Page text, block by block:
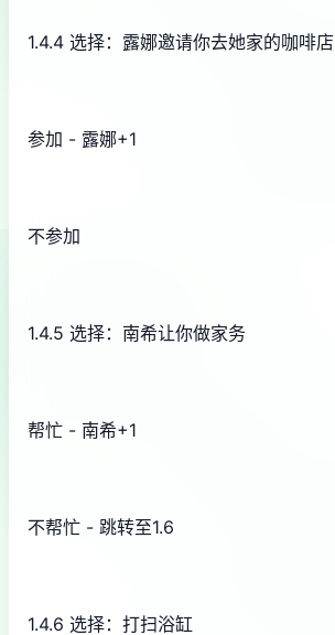
1.4.4 选择：露娜邀请你去她家的咖啡店
参加 - 露娜+1
不参加
1.4.5 选择：南希让你做家务
帮忙 - 南希+1
不帮忙 - 跳转至1.6
1.4.6 选择：打扫浴缸